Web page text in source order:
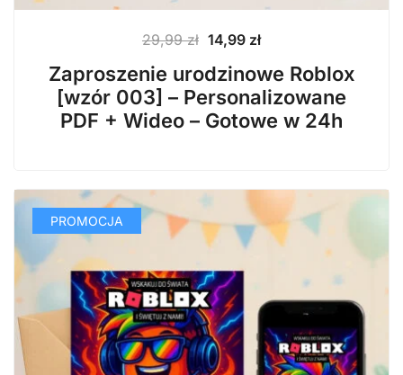
29,99zł Pierwotna
cena
wynosiła:
29,99 zł.
14,99 złAktualna
wynosi:
14,99 zł.
Zaproszenie urodzinowe Roblox
[wzór 003] – Personalizowane
PDF + Wideo – Gotowe w 24h
PROMOCJA